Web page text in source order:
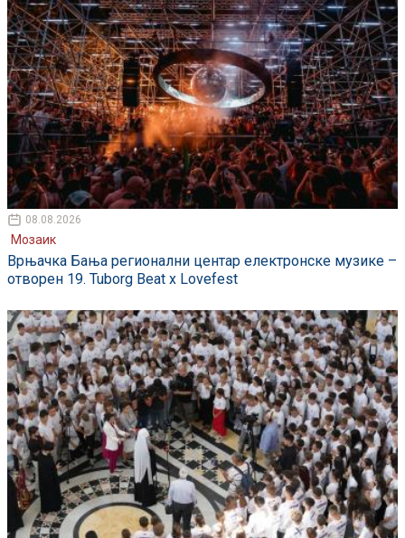
08.08.2026
Мозаик
Врњачка Бања регионални центар електронске музике –
отворен 19. Tuborg Beat x Lovefest